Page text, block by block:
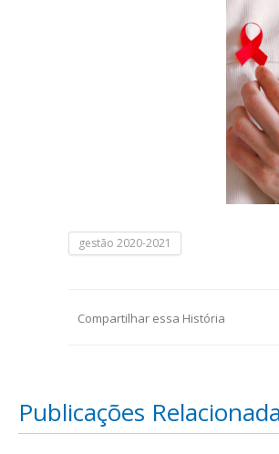
gestão 2020-2021
Compartilhar essa História
Publicações